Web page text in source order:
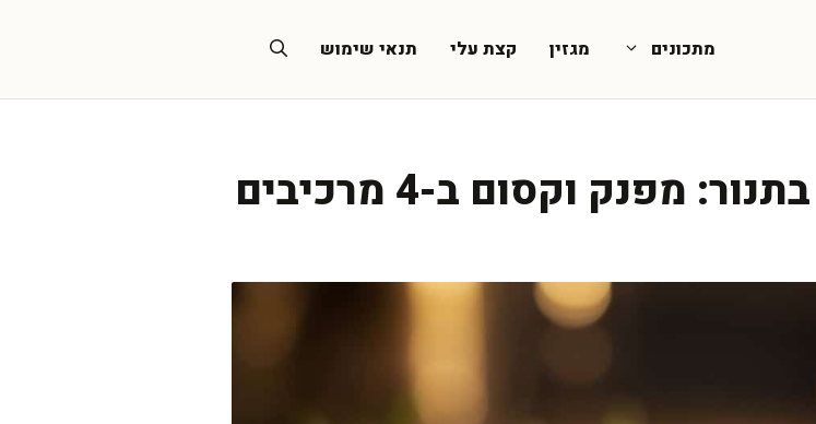
מתכונים מגזין קצת עלי תנאי שימוש
מפנק וקסום ב-4 מרכיבים